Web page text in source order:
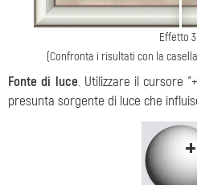
Effetto
(Confronta i risultati con la
Fonte di luce. Utilizzare il cursore
presunta sorgente di luce che